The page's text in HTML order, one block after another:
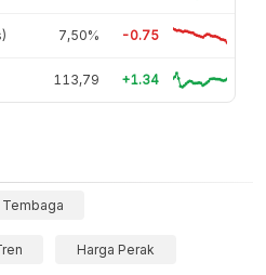
7,50% -0.75
113,79 +1.34
Tembaga
Harga Perak